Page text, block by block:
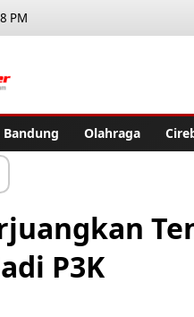
PM
Bandung Olahraga
P3K